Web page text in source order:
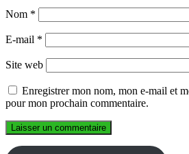
Nom *
E-mail *
Site web
Enregistrer mon nom, mon e-mail et
pour mon prochain commentaire.